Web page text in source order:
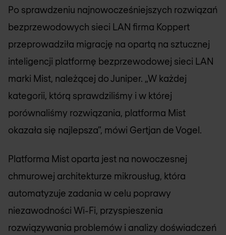
Po sprawdzeniu najnowocześniejszych rozwiązań
bezprzewodowych sieci LAN firma Koppert
przeprowadziła migrację na opartą na sztucznej
inteligencji platformę bezprzewodowej sieci LAN
marki Mist, należącej do Juniper. „W każdej
kategorii, którą sprawdziliśmy i w której
porównaliśmy rozwiązania, platforma Mist
okazała się najlepsza”, mówi Gertjan de Vogel.
Platforma Mist oparta jest na nowoczesnej
chmurowej architekturze mikrousług, która
automatyzuje zadania w celu poprawy
niezawodności Wi-Fi, przyspieszenia
rozwiązywania problemów i analizy doświadczeń